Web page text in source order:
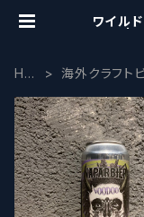
ワイル
HO
海外クラフト